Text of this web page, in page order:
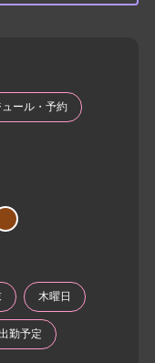
ール・予約
木曜日
勤予定